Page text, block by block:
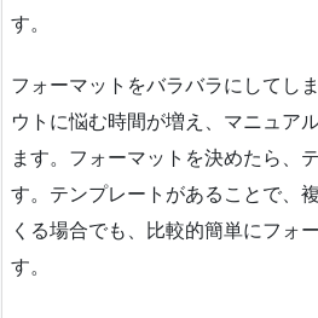
す。
フォーマットをバラバラにしてし
ウトに悩む時間が増え、マニュア
ます。フォーマットを決めたら、
す。テンプレートがあることで、
くる場合でも、比較的簡単にフォ
す。